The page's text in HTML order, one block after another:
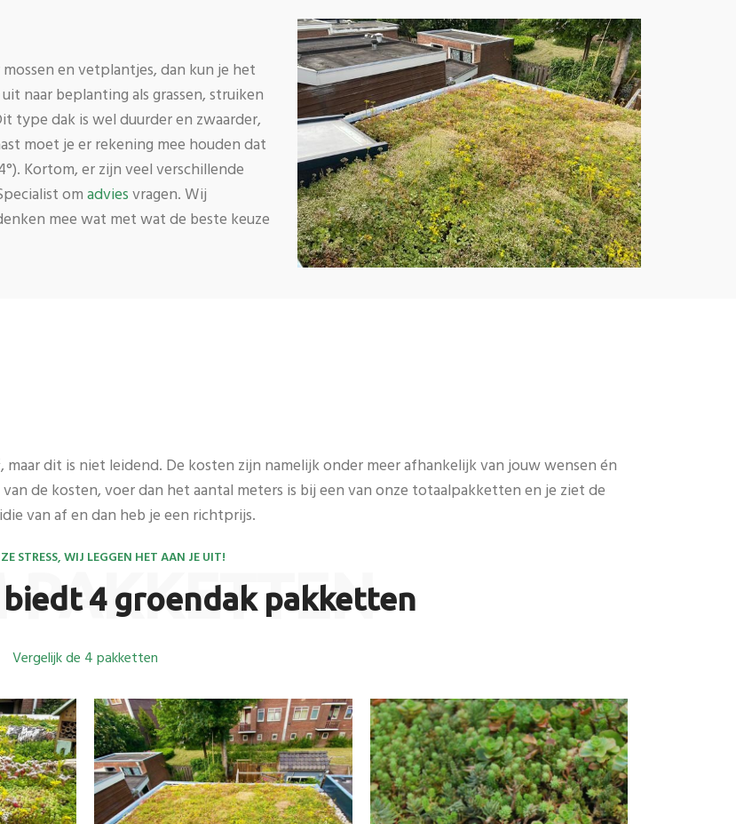
en vetplantjes, dan kun je het
naar beplanting als grassen, struiken
type dak is wel duurder en zwaarder,
moet je er rekening mee houden dat
Kortom, er zijn veel verschillende
omadviesvragen. Wij
mee wat met wat de beste keuze
dit is niet leidend. De kosten zijn namelijk onder meer afhankelijk van jouw wensen én
de kosten, voer dan het aantal meters is bij een van onze totaalpakketten en je ziet de
van af en dan heb je een richtprijs.
PAKKETTEN
STRESS, WIJ LEGGEN HET AAN JE UIT!
4 groendak pakketten
Vergelijk de 4 pakketten